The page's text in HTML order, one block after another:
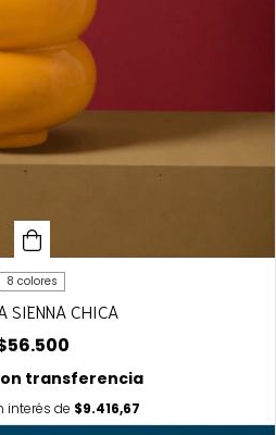
8 colores
SIENNA CHICA
transferencia
interés de $9.416,67